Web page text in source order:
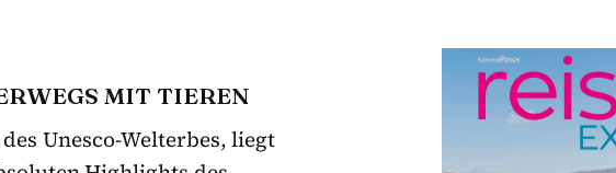
MIT TIEREN
Unesco-Welterbes, liegt